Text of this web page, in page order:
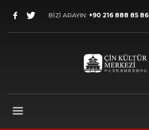
BİZİ ARAYIN: +90 216 888 85 86